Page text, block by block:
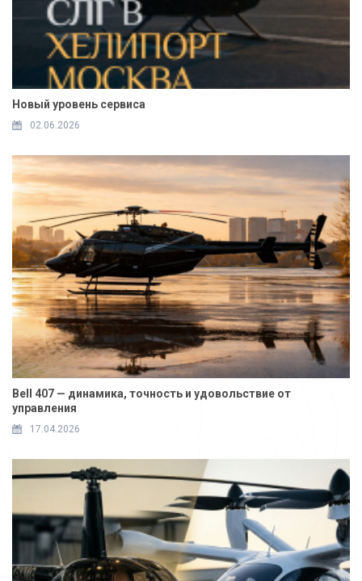
Новый уровень сервиса
02.06.2026
Bell 407 — динамика, точность и удовольствие от
управления
17.04.2026